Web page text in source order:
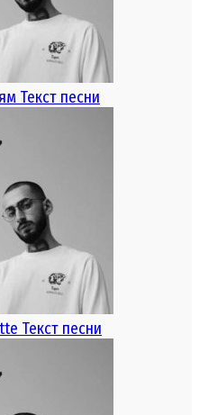
Текст песни
Текст песни